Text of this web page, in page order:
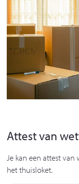
Attest van
Je kan een attest
het thuisloket.